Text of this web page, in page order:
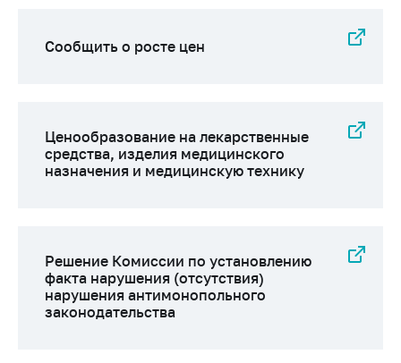
вопросам
антимонопольного
Сообщить о росте цен
Ценообразование на лекарственные
средства, изделия медицинского
назначения и медицинскую технику
Решение Комиссии по установлению
факта нарушения (отсутствия)
нарушения антимонопольного
законодательства